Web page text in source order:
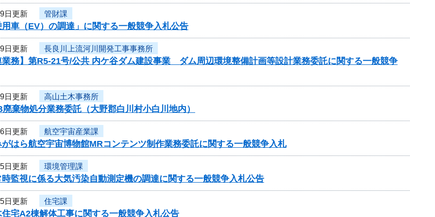
日更新 管財課
車（EV）の調達」に関する一般競争入札公告
日更新 長良川上流河川開発工事事務所
業務】第R5-21号/公共 内ケ谷ダム建設事業 ダム周辺環境整備計画等設計業務委託に関する一般競争
日更新 高山土木事務所
棄物処分業務委託（大野郡白川村小白川地内）
日更新 航空宇宙産業課
はら航空宇宙博物館MRコンテンツ制作業務委託に関する一般競争入札
日更新 環境管理課
監視に係る大気汚染自動測定機の調達に関する一般競争入札公告
日更新 住宅課
宅A2棟解体工事に関する一般競争入札公告